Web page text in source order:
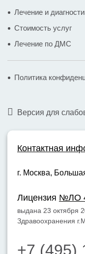
Лечение и
Стоимость услуг
Лечение по ДМС
Политика
Версия для
Контактная
г. Москва,
Лицензия №ЛО
выдана 23 октября
Здравоохранения
+7 (495)